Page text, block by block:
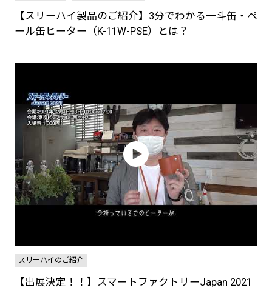
【スリーハイ製品のご紹介】3分でわかる一斗缶・ペ
ール缶ヒーター（K-11W-PSE）とは？
スリーハイのご紹介
【出展決定！！】スマートファクトリーJapan 2021